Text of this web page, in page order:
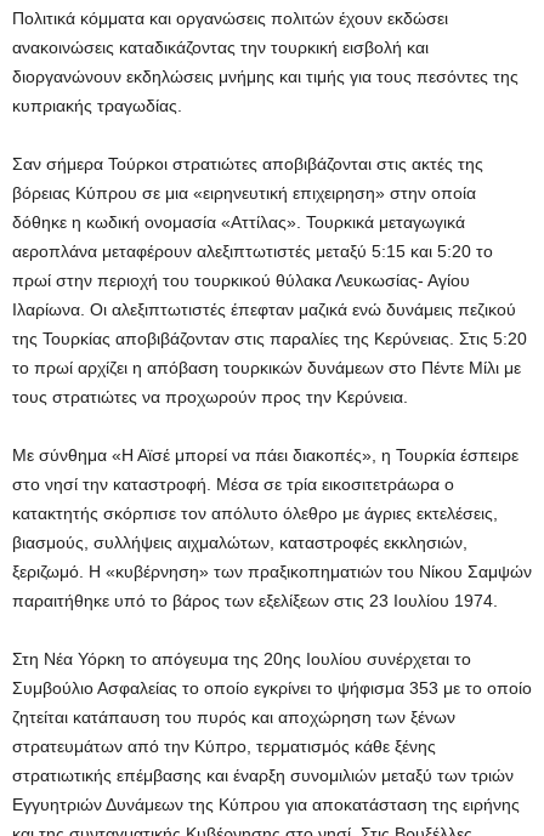
Πολιτικά κόμματα και οργανώσεις πολιτών έχουν εκδώσει
ανακοινώσεις καταδικάζοντας την τουρκική εισβολή και
διοργανώνουν εκδηλώσεις μνήμης και τιμής για τους πεσόντες της
κυπριακής τραγωδίας.
Σαν σήμερα Τούρκοι στρατιώτες αποβιβάζονται στις ακτές της
βόρειας Κύπρου σε μια «ειρηνευτική επιχειρηση» στην οποία
δόθηκε η κωδική ονομασία «Αττίλας». Τουρκικά μεταγωγικά
αεροπλάνα μεταφέρουν αλεξιπτωτιστές μεταξύ 5:15 και 5:20 το
πρωί στην περιοχή του τουρκικού θύλακα Λευκωσίας- Αγίου
Ιλαρίωνα. Οι αλεξιπτωτιστές έπεφταν μαζικά ενώ δυνάμεις πεζικού
της Τουρκίας αποβιβάζονταν στις παραλίες της Κερύνειας. Στις 5:20
το πρωί αρχίζει η απόβαση τουρκικών δυνάμεων στο Πέντε Μίλι με
τους στρατιώτες να προχωρούν προς την Κερύνεια.
Με σύνθημα «Η Αϊσέ μπορεί να πάει διακοπές», η Τουρκία έσπειρε
στο νησί την καταστροφή. Μέσα σε τρία εικοσιτετράωρα ο
κατακτητής σκόρπισε τον απόλυτο όλεθρο με άγριες εκτελέσεις,
βιασμούς, συλλήψεις αιχμαλώτων, καταστροφές εκκλησιών,
ξεριζωμό. Η «κυβέρνηση» των πραξικοπηματιών του Νίκου Σαμψών
παραιτήθηκε υπό το βάρος των εξελίξεων στις 23 Ιουλίου 1974.
Στη Νέα Υόρκη το απόγευμα της 20ης Ιουλίου συνέρχεται το
Συμβούλιο Ασφαλείας το οποίο εγκρίνει το ψήφισμα 353 με το οποίο
ζητείται κατάπαυση του πυρός και αποχώρηση των ξένων
στρατευμάτων από την Κύπρο, τερματισμός κάθε ξένης
στρατιωτικής επέμβασης και έναρξη συνομιλιών μεταξύ των τριών
Εγγυητριών Δυνάμεων της Κύπρου για αποκατάσταση της ειρήνης